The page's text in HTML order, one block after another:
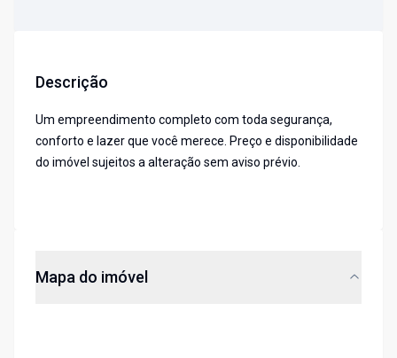
Descrição
Um empreendimento completo com toda segurança,
conforto e lazer que você merece. Preço e disponibilidade
do imóvel sujeitos a alteração sem aviso prévio.
Mapa do imóvel